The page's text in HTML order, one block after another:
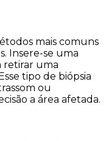
mais comuns
Insere-se uma
retirar uma
tipo de biópsia
ou
a área afetada.